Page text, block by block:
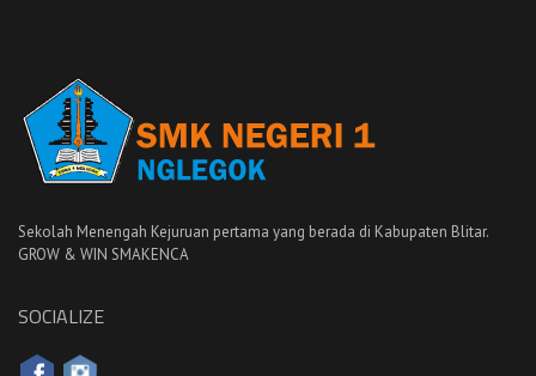
Sekolah Menengah Kejuruan pertama yang berada di Kabupaten Blitar.
GROW & WIN SMAKENCA
SOCIALIZE